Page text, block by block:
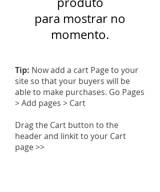
para mostrar no
momento.
Tip: Now add a cart Page to your
site so that your buyers will be
able to make purchases. Go Pages
> Add pages > Cart
Drag the Cart button to the
header and linkit to your Cart
page >>